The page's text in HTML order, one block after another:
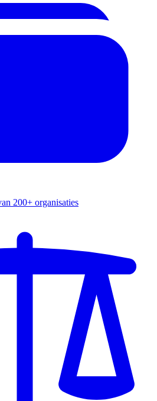
200+ organisaties